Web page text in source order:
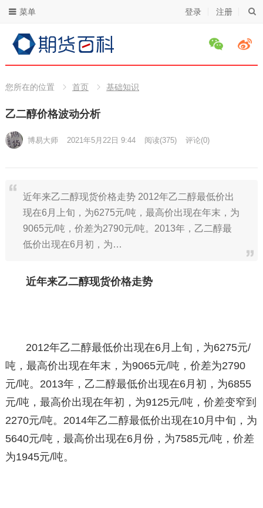
登录 注册
菜单
您所在的位置 首页 基础知识
乙二醇价格波动分析
博易大师 2021年5月22日 9:44 阅读(375) 评论(0)
近年来乙二醇现货价格走势 2012年乙二醇最低价出
现在6月上旬，为6275元/吨，最高价出现在年末，为
9065元/吨，价差为2790元/吨。2013年，乙二醇最
低价出现在6月初，为…
近年来乙二醇现货价格走势
2012年乙二醇最低价出现在6月上旬，为6275元/
吨，最高价出现在年末，为9065元/吨，价差为2790
元/吨。2013年，乙二醇最低价出现在6月初，为6855
元/吨，最高价出现在年初，为9125元/吨，价差变窄到
2270元/吨。2014年乙二醇最低价出现在10月中旬，为
5640元/吨，最高价出现在6月份，为7585元/吨，价差
为1945元/吨。